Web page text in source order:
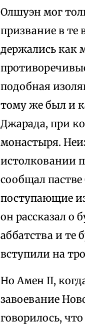
Олшуэн мог
призвание в те
держались как
подобная
тому же был и
Джарада, при
монастыря.
истолковании
сообщал
поступающие
он рассказал о
аббатства и те
вступили на
Но Амен II,
завоевание
говорилось,